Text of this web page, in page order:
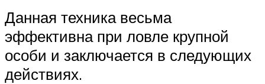
Данная техника весьма
эффективна при ловле крупной
особи и заключается в следующих
действиях.